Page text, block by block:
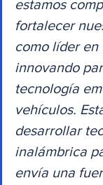
estamos
fortalecer
como líder
innovando
tecnología
vehículos.
desarrollar
inalámbrica
envía una